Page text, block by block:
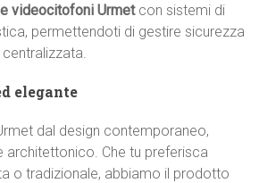
videocitofoni Urmetcon sistemi di
permettendoti di gestire sicurezza
elegante
dal design contemporaneo,
architettonico. Che tu preferisca
o tradizionale, abbiamo il prodotto